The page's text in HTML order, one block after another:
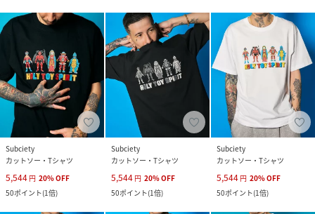
Subciety
カットソー・Tシャツ
5,544 円 20%OFF
50ポイント(1倍)
Subciety
カットソー・Tシャツ
5,544 円 20%OFF
50ポイント(1倍)
Subciety
カットソー・Tシャツ
5,544 円 20%OFF
50ポイント(1倍)